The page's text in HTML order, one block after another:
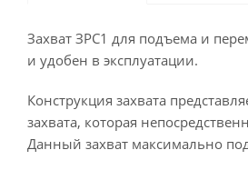
Захват ЗРС1 для подъема и
и удобен в эксплуатации.
Конструкция захвата
захвата, которая
Данный захват максимально